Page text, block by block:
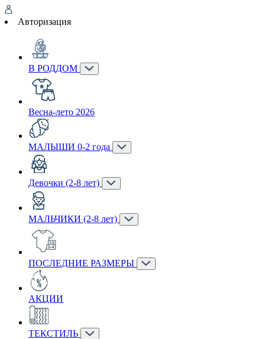
Авторизация
В РОДДОМ
Весна-лето 2026
МАЛЫШИ 0-2 года
Девочки (2-8 лет)
МАЛЬЧИКИ (2-8 лет)
ПОСЛЕДНИЕ РАЗМЕРЫ
АКЦИИ
ТЕКСТИЛЬ